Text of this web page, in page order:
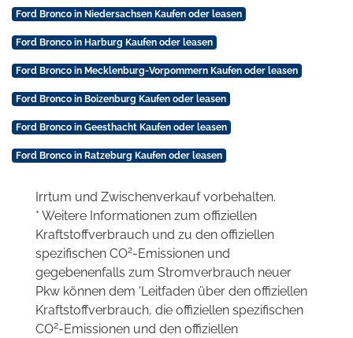
Ford Bronco in Niedersachsen Kaufen oder leasen
Ford Bronco in Harburg Kaufen oder leasen
Ford Bronco in Mecklenburg-Vorpommern Kaufen oder leasen
Ford Bronco in Boizenburg Kaufen oder leasen
Ford Bronco in Geesthacht Kaufen oder leasen
Ford Bronco in Ratzeburg Kaufen oder leasen
Irrtum und Zwischenverkauf vorbehalten.
* Weitere Informationen zum offiziellen
Kraftstoffverbrauch und zu den offiziellen
spezifischen CO2-Emissionen und
gegebenenfalls zum Stromverbrauch neuer
Pkw können dem 'Leitfaden über den offiziellen
Kraftstoffverbrauch, die offiziellen spezifischen
CO2-Emissionen und den offiziellen